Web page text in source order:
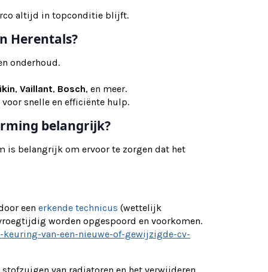
altijd in topconditie blijft.
Herentals?
onderhoud.
, Vaillant, Bosch, en meer.
snelle en efficiënte hulp.
belangrijk?
is belangrijk om ervoor te zorgen dat het
een erkende technicus (wettelijk
worden opgespoord en voorkomen.
van-een-nieuwe-of-gewijzigde-cv-